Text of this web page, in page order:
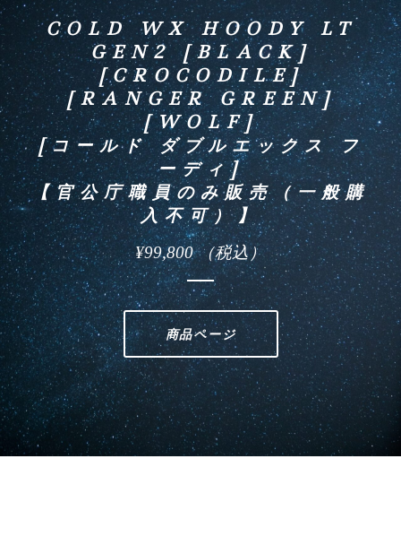
COLD WX HOODY LT
GEN2 [BLACK]
[CROCODILE]
[RANGER GREEN]
[WOLF]
[コールド ダブルエックス フ
ーディ]
【官公庁職員のみ販売（一般購
入不可）】
¥99,800 （税込）
商品ページ